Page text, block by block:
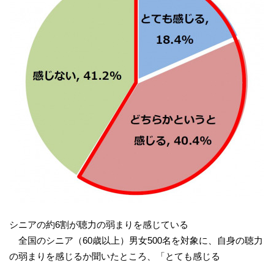
シニアの約6割が聴力の弱まりを感じている
全国のシニア（60歳以上）男女500名を対象に、自身の聴力
の弱まりを感じるか聞いたところ、「とても感じる